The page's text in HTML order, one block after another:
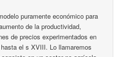
puramente económico para
de la productividad,
de precios experimentados en
el s XVIII. Lo llamaremos